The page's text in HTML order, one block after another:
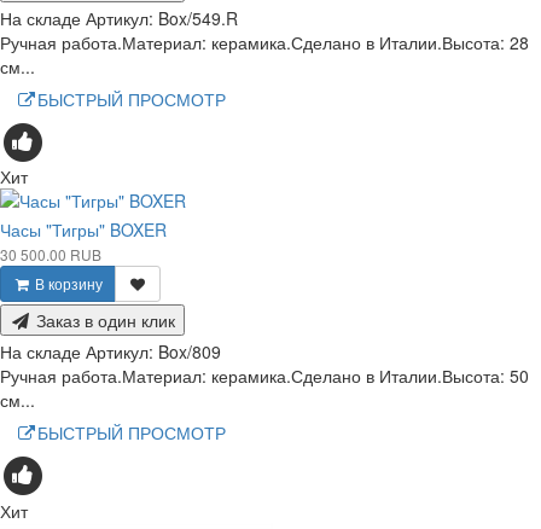
На складе Артикул: Box/549.R
Ручная работа.Материал: керамика.Сделано в Италии.Высота: 28
см...
БЫСТРЫЙ ПРОСМОТР
Хит
Часы "Тигры" BOXER
30 500.00 RUB
В корзину
Заказ в один клик
На складе Артикул: Box/809
Ручная работа.Материал: керамика.Сделано в Италии.Высота: 50
см...
БЫСТРЫЙ ПРОСМОТР
Хит